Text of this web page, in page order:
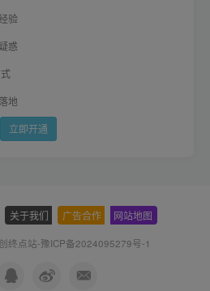
验
惑
地
立即开通
关于我们 广告合作 网站地图
终点站-豫ICP备2024095279号-1